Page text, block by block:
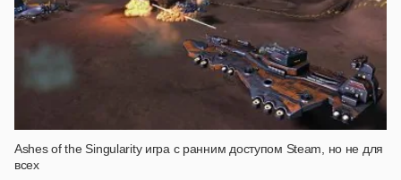
Ashes of the Singularity игра с ранним доступом Steam, но не для
всех